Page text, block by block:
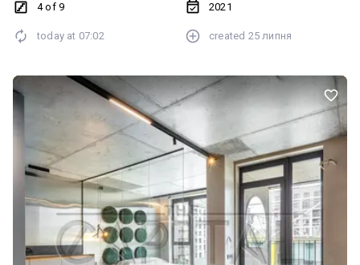
4 of 9
2021
today at 07:02 created 25 липня